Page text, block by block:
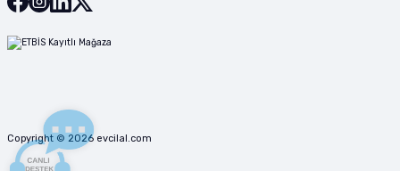
Copyright © 2026 evcilal.com